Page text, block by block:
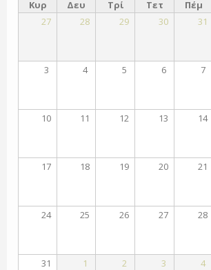
Κυρ Δευ Τρί Τετ Πέμ
27
28 29 30 31
3 4 5 6 7
10 11 12 13 14
17 18 19 20 21
24 25 26 27 28
31 1 2 3 4